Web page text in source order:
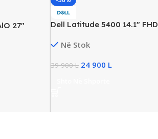
27″
NVIDIA
Dell Latitude 5400 14.1″ FHD
16GB RAM, 512GB SSD NVMe
Në Stok
39 900L 24 900 L